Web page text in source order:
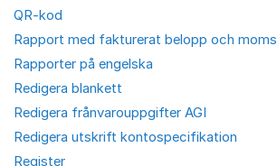
QR-kod
Rapport med fakturerat belopp och moms
Rapporter på engelska
Redigera blankett
Redigera frånvarouppgifter AGI
Redigera utskrift kontospecifikation
Register